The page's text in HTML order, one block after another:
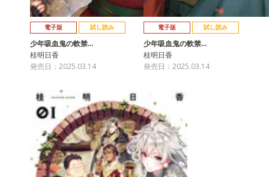
電子版 試し読み
少年吸血鬼の軟禁…
桂明日香
発売日：2025.03.14
電子版 試し読み
少年吸血鬼の軟禁…
桂明日香
発売日：2025.03.14